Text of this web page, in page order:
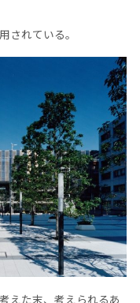
されている。
えた末、考えられるあ